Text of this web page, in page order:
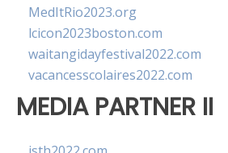
MedItRio2023.org
lcicon2023boston.com
waitangidayfestival2022.com
vacancesscolaires2022.com
MEDIA PARTNER II